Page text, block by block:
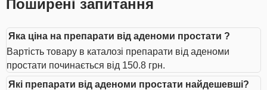
Поширені запитання
Яка ціна на препарати від аденоми простати ?
Вартість товару в каталозі препарати від аденоми
простати починається від 150.8 грн.
Які препарати від аденоми простати найдешевші?